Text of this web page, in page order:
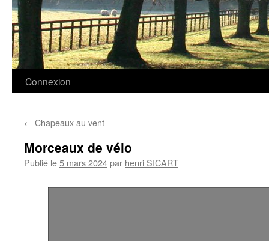
Connexion
← Chapeaux au vent
Morceaux de vélo
Publié le5 mars 2024par henri SICART